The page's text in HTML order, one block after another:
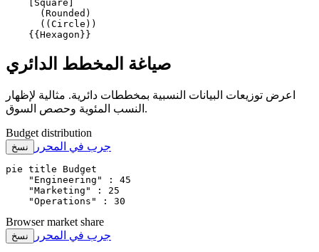
    [Square]
      (Rounded)
      ((Circle))
    {{Hexagon}}
صياغة المخطط الدائري
اعرض توزيعات البيانات النسبية بمخططات دائرية. مثالية لإظهار
النسب المئوية وحصص السوق.
Budget distribution
نسخ جرب في المحرر
pie title Budget
    "Engineering" : 45
    "Marketing" : 25
    "Operations" : 30
Browser market share
نسخ جرب في المحرر